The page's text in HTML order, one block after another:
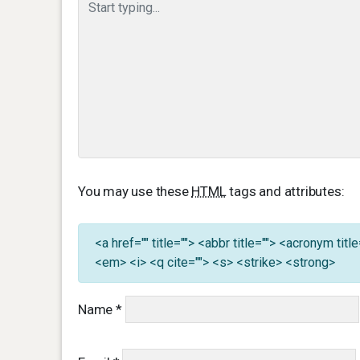
You may use these HTML tags and attributes:
<a href="" title=""> <abbr title=""> <acronym
<em> <i> <q cite=""> <s> <strike> <strong>
Name *